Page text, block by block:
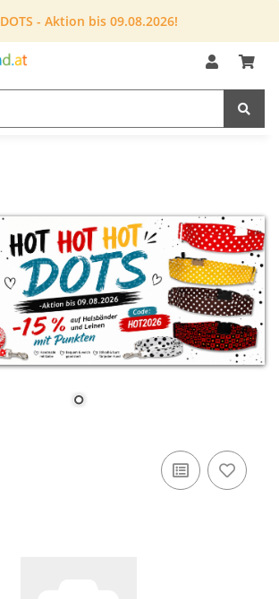
- Aktion bis 09.08.2026!